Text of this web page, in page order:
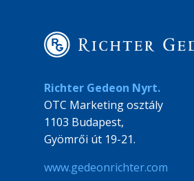
Richter Gedeon Nyrt.
OTC Marketing osztály
1103 Budapest,
Gyömrői út 19-21.
www.gedeonrichter.com